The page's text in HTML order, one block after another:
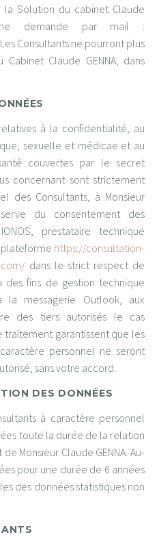
Solution du cabinet Claude
demande par mail :
Consultants ne pourront plus
Claude GENNA, dans
à la confidentialité, au
sexuelle et médicae et au
couvertes par le secret
concernant sont strictement
des Consultants, à Monsieur
du consentement des
prestataire technique
https://consultation-
dans le strict respect de
des fins de gestion technique
la messagerie Outlook, aux
des tiers autorisés le cas
traitement garantissent que les
personnel ne seront
sans votre accord.
DES DONNÉES
à caractère personnel
toute la durée de la relation
Monsieur Claude GENNA. Au-
pour une durée de 6 années
des données statistiques non